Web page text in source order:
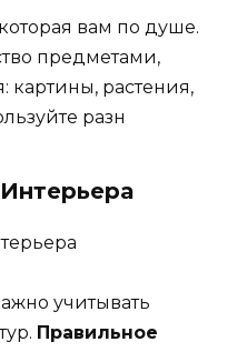
вам по душе.
предметами,
картины, растения,
разн
учитывать
Правильное